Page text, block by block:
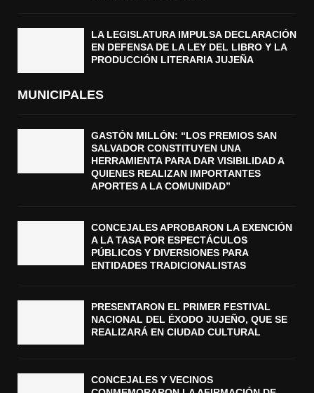
LA LEGISLATURA IMPULSA DECLARACIÓN
EN DEFENSA DE LA LEY DEL LIBRO Y LA
PRODUCCIÓN LITERARIA JUJEÑA
MUNICIPALES
GASTÓN MILLÓN: “LOS PREMIOS SAN
SALVADOR CONSTITUYEN UNA
HERRAMIENTA PARA DAR VISIBILIDAD A
QUIENES REALIZAN IMPORTANTES
APORTES A LA COMUNIDAD”
CONCEJALES APROBARON LA EXENCIÓN
A LA TASA POR ESPECTÁCULOS
PÚBLICOS Y DIVERSIONES PARA
ENTIDADES TRADICIONALISTAS
PRESENTARON EL PRIMER FESTIVAL
NACIONAL DEL ÉXODO JUJEÑO, QUE SE
REALIZARÁ EN CIUDAD CULTURAL
CONCEJALES Y VECINOS